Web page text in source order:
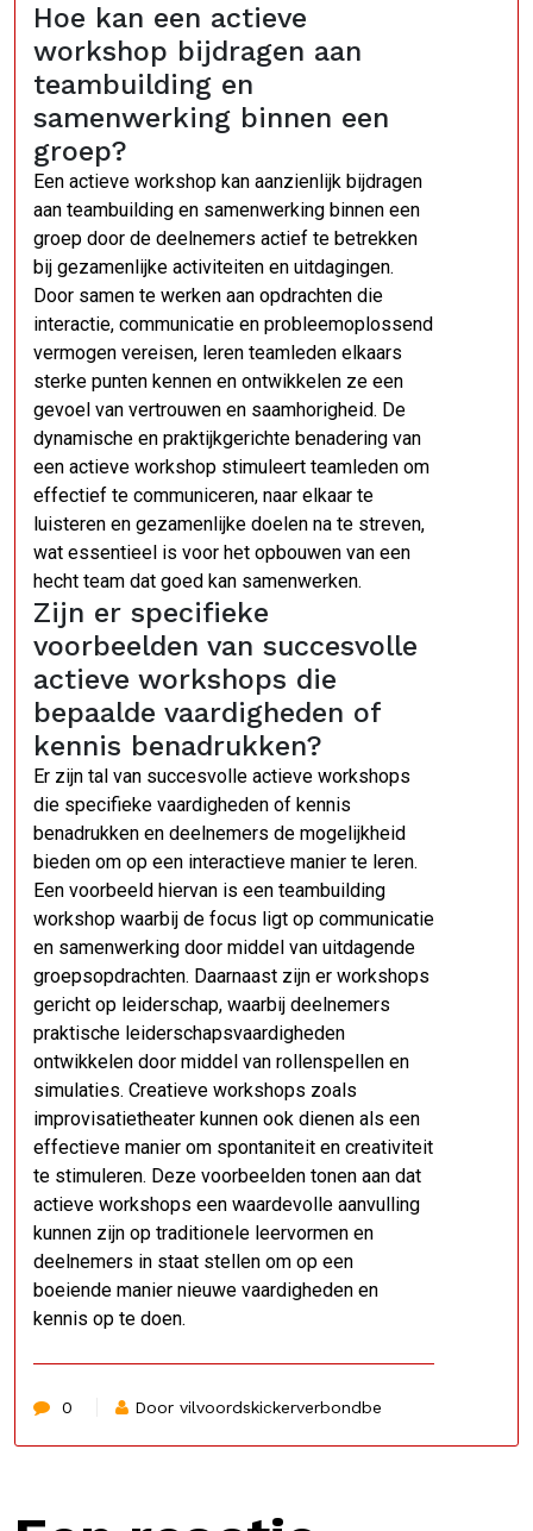
Hoe kan een actieve
workshop bijdragen aan
teambuilding en
samenwerking binnen een
groep?
Een actieve workshop kan aanzienlijk bijdragen
aan teambuilding en samenwerking binnen een
groep door de deelnemers actief te betrekken
bij gezamenlijke activiteiten en uitdagingen.
Door samen te werken aan opdrachten die
interactie, communicatie en probleemoplossend
vermogen vereisen, leren teamleden elkaars
sterke punten kennen en ontwikkelen ze een
gevoel van vertrouwen en saamhorigheid. De
dynamische en praktijkgerichte benadering van
een actieve workshop stimuleert teamleden om
effectief te communiceren, naar elkaar te
luisteren en gezamenlijke doelen na te streven,
wat essentieel is voor het opbouwen van een
hecht team dat goed kan samenwerken.
Zijn er specifieke
voorbeelden van succesvolle
actieve workshops die
bepaalde vaardigheden of
kennis benadrukken?
Er zijn tal van succesvolle actieve workshops
die specifieke vaardigheden of kennis
benadrukken en deelnemers de mogelijkheid
bieden om op een interactieve manier te leren.
Een voorbeeld hiervan is een teambuilding
workshop waarbij de focus ligt op communicatie
en samenwerking door middel van uitdagende
groepsopdrachten. Daarnaast zijn er workshops
gericht op leiderschap, waarbij deelnemers
praktische leiderschapsvaardigheden
ontwikkelen door middel van rollenspellen en
simulaties. Creatieve workshops zoals
improvisatietheater kunnen ook dienen als een
effectieve manier om spontaniteit en creativiteit
te stimuleren. Deze voorbeelden tonen aan dat
actieve workshops een waardevolle aanvulling
kunnen zijn op traditionele leervormen en
deelnemers in staat stellen om op een
boeiende manier nieuwe vaardigheden en
kennis op te doen.
0 Door vilvoordskickerverbondbe